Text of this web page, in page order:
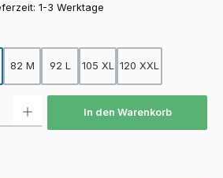
1-3 Werktage
82 M 92 L 105 XL 120 XXL
In den Warenkorb